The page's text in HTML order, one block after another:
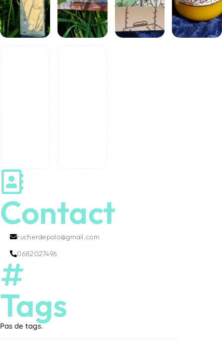
Contact
rucherdepolo@gmail.com
0682027496
Tags
Pas de tags.